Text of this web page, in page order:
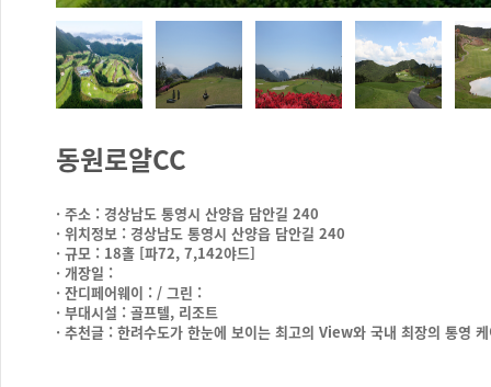
동원로얄CC
· 주소 : 경상남도 통영시 산양읍 담안길 240
· 위치정보 : 경상남도 통영시 산양읍 담안길 240
· 규모 : 18홀 [파72, 7,142야드]
· 개장일 :
· 잔디페어웨이 : / 그린 :
· 부대시설 : 골프텔, 리조트
· 추천글 : 한려수도가 한눈에 보이는 최고의 View와 국내 최장의 통영